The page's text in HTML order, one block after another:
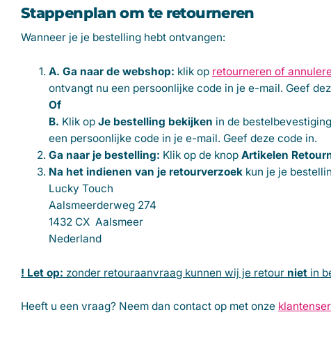
Stappenplan om te retourneren
Wanneer je je bestelling hebt ontvangen:
A. Ga naar de webshop: klik op retourneren of
ontvangt nu een persoonlijke code in je e-mail. Geef
Of
B. Klik op Je bestelling bekijken in de bestelbevestiging
een persoonlijke code in je e-mail. Geef deze code in.
Ga naar je bestelling: Klik op de knop Artikelen
Na het indienen van je retourverzoek kun je je
Lucky Touch
Aalsmeerderweg 274
1432 CX Aalsmeer
Nederland
! Let op: zonder retouraanvraag kunnen wij je retour niet in
Heeft u een vraag? Neem dan contact op met onze